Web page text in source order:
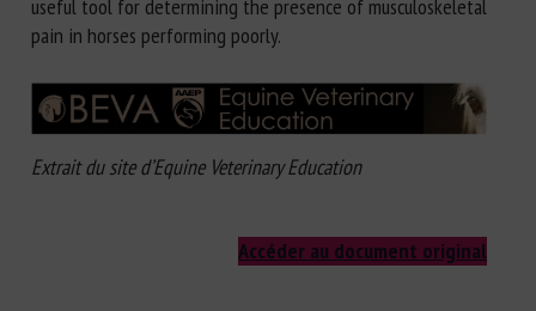
useful tool for determining the presence of musculoskeletal
pain in horses performing poorly.
Extrait du site d’Equine Veterinary Education
Accéder au document original